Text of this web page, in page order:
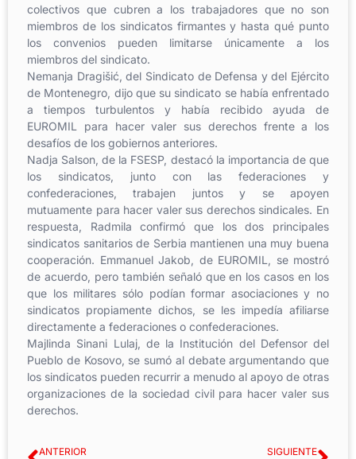
colectivos que cubren a los trabajadores que no son
miembros de los sindicatos firmantes y hasta qué punto
los convenios pueden limitarse únicamente a los
miembros del sindicato.
Nemanja Dragišić, del Sindicato de Defensa y del Ejército
de Montenegro, dijo que su sindicato se había enfrentado
a tiempos turbulentos y había recibido ayuda de
EUROMIL para hacer valer sus derechos frente a los
desafíos de los gobiernos anteriores.
Nadja Salson, de la FSESP, destacó la importancia de que
los sindicatos, junto con las federaciones y
confederaciones, trabajen juntos y se apoyen
mutuamente para hacer valer sus derechos sindicales. En
respuesta, Radmila confirmó que los dos principales
sindicatos sanitarios de Serbia mantienen una muy buena
cooperación. Emmanuel Jakob, de EUROMIL, se mostró
de acuerdo, pero también señaló que en los casos en los
que los militares sólo podían formar asociaciones y no
sindicatos propiamente dichos, se les impedía afiliarse
directamente a federaciones o confederaciones.
Majlinda Sinani Lulaj, de la Institución del Defensor del
Pueblo de Kosovo, se sumó al debate argumentando que
los sindicatos pueden recurrir a menudo al apoyo de otras
organizaciones de la sociedad civil para hacer valer sus
derechos.
ANTERIOR SIGUIENTE